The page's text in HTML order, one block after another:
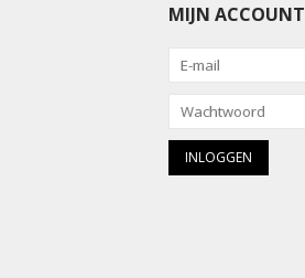
MIJN ACCOUNT